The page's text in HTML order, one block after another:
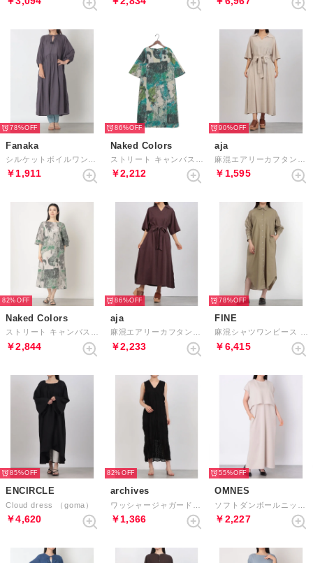
78%
Fanaka
￥1,911
86%
Naked Colors
￥2,212
90%
aja
￥1,595
82%
Naked Colors
ストリート キャンバスワンピース （グレー系）
￥2,844
86%
aja
麻混エアリーカフタンドレス （ダークチョコ）
￥2,233
78%
FINE
麻混シャツワンピース （グリーン）
￥6,415
85%
ENCIRCLE
Cloud dress （goma）
￥4,620
82%
archives
￥1,366
55%
OMNES
￥2,227